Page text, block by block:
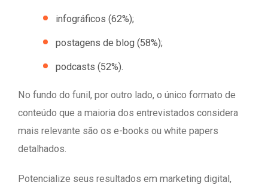
infográficos (62%);
postagens de blog (58%);
podcasts (52%).
No fundo do funil, por outro lado, o único formato de
conteúdo que a maioria dos entrevistados considera
mais relevante são os e-books ou white papers
detalhados.
Potencialize seus resultados em marketing digital,